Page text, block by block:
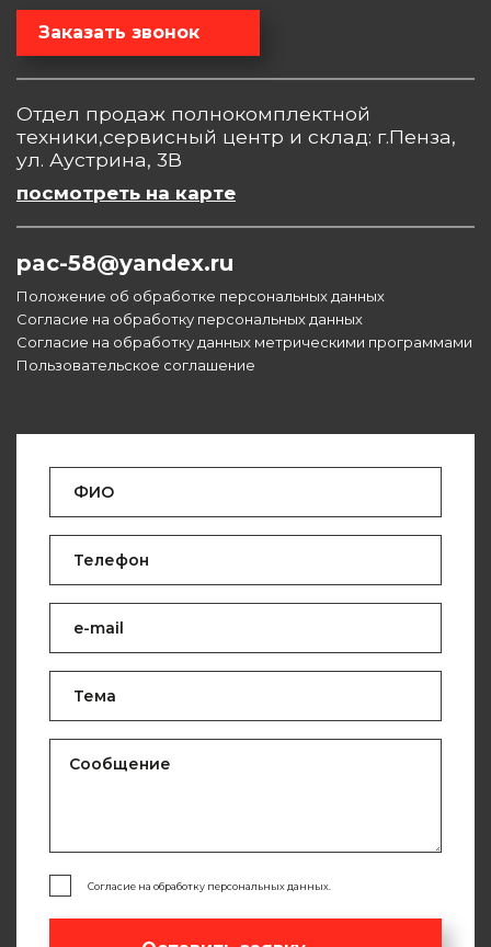
Заказать звонок
Отдел продаж полнокомплектной
техники,сервисный центр и склад: г.Пенза,
ул. Аустрина, 3В
посмотреть на карте
pac-58@yandex.ru
Положение об обработке персональных данных
Согласие на обработку персональных данных
Согласие на обработку данных метрическими программами
Пользовательское соглашение
Согласие на обработку персональных данных.